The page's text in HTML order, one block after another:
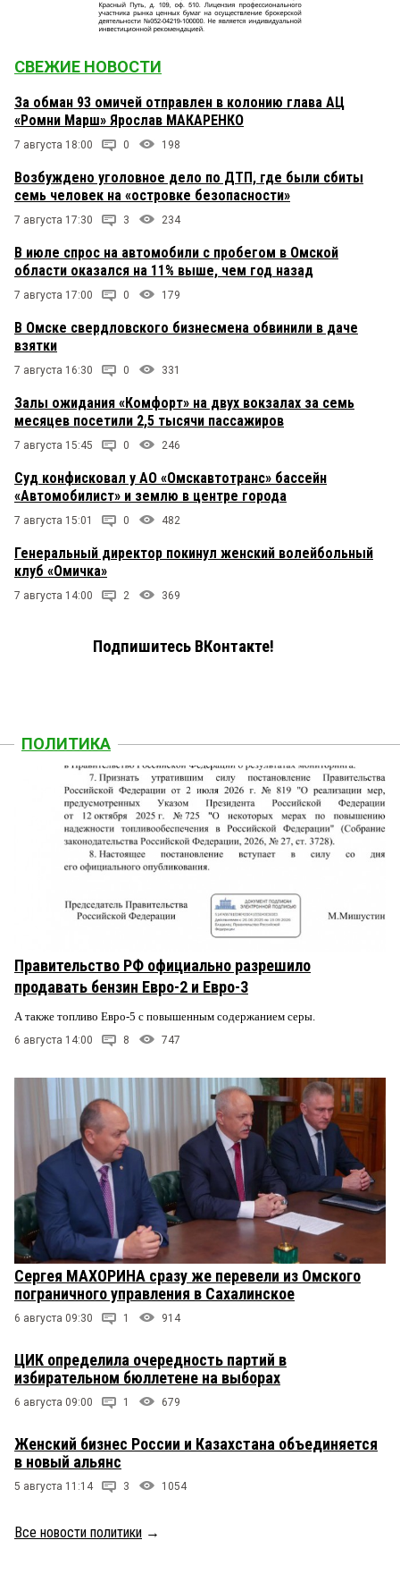
СВЕЖИЕ НОВОСТИ
За обман 93 омичей отправлен в колонию глава АЦ
«Ромни Марш» Ярослав МАКАРЕНКО
7 августа 18:00 0 198
Возбуждено уголовное дело по ДТП, где были сбиты
семь человек на «островке безопасности»
7 августа 17:30 3 234
В июле спрос на автомобили с пробегом в Омской
области оказался на 11% выше, чем год назад
7 августа 17:00 0 179
В Омске свердловского бизнесмена обвинили в даче
взятки
7 августа 16:30 0 331
Залы ожидания «Комфорт» на двух вокзалах за семь
месяцев посетили 2,5 тысячи пассажиров
7 августа 15:45 0 246
Суд конфисковал у АО «Омскавтотранс» бассейн
«Автомобилист» и землю в центре города
7 августа 15:01 0 482
Генеральный директор покинул женский волейбольный
клуб «Омичка»
7 августа 14:00 2 369
Подпишитесь ВКонтакте!
ПОЛИТИКА
Правительство РФ официально разрешило
продавать бензин Евро-2 и Евро-3
А также топливо Евро-5 с повышенным содержанием серы.
6 августа 14:00 8 747
Сергея МАХОРИНА сразу же перевели из Омского
пограничного управления в Сахалинское
6 августа 09:30 1 914
ЦИК определила очередность партий в
избирательном бюллетене на выборах
6 августа 09:00 1 679
Женский бизнес России и Казахстана объединяется
в новый альянс
5 августа 11:14 3 1054
Все новости политики →